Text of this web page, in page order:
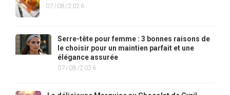
07/08/2026
Serre-tête pour femme : 3 bonnes raisons de
le choisir pour un maintien parfait et une
élégance assurée
07/08/2026